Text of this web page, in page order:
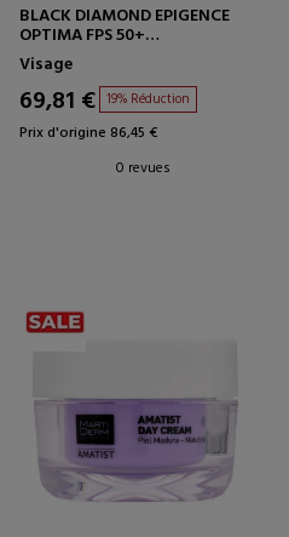
BLACK DIAMOND EPIGENCE
OPTIMA FPS 50+
TRAITEMENT DE PROTECTION
FACIALE
Visage
69,81 € 19% Réduction
Prix d'origine 86,45 €
0 revues